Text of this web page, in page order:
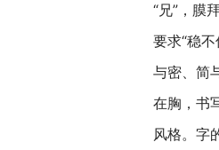
“兄”，膜
要求“稳
与密、简
在胸，书
风格。字